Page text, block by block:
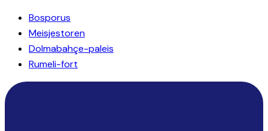
Bosporus
Meisjestoren
Dolmabahçe-paleis
Rumeli-fort